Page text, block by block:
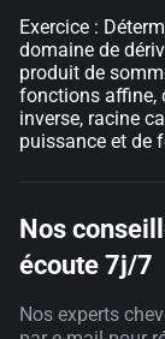
Exercice :
domaine de
produit de
fonctions affine,
inverse, racine
puissance et de
Nos
écoute 7j/7
Nos experts